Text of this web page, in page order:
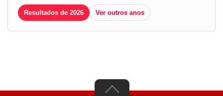
Resultados de 2026 Ver outros anos